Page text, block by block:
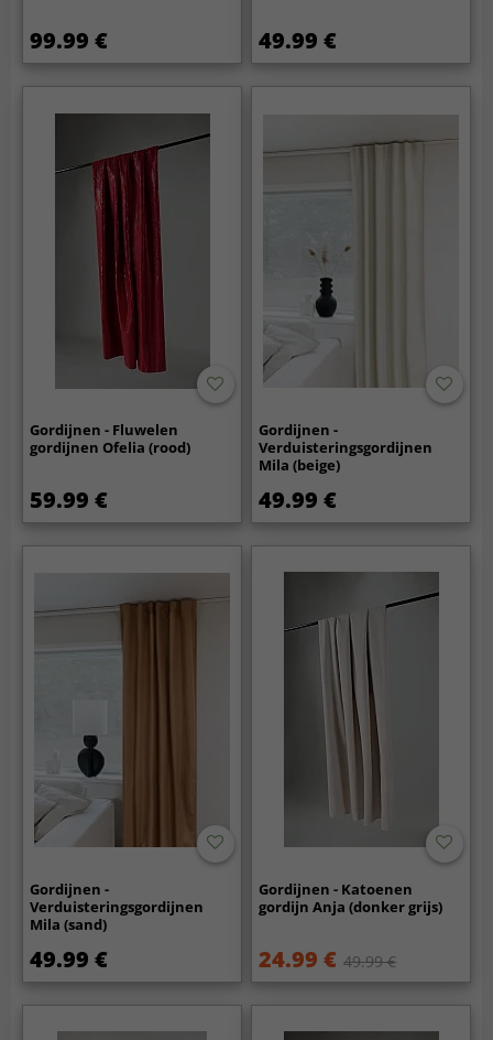
99.99 € 49.99 €
Gordijnen - Fluwelen
gordijnen Ofelia (rood)
59.99 €
Gordijnen -
Verduisteringsgordijnen
Mila (beige)
49.99 €
Gordijnen -
Verduisteringsgordijnen
Mila (sand)
49.99 €
Gordijnen - Katoenen
gordijn Anja (donker grijs)
24.99 € 49.99 €